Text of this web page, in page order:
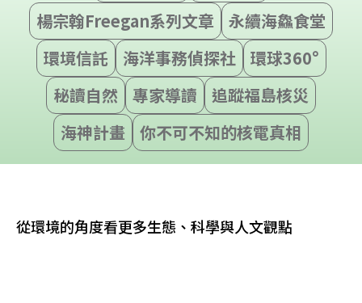
楊宗翰Freegan系列文章
永續海鱻食堂
環境信託
海洋事務偵探社
環球360°
秘讀自然
專家導讀
追蹤福島核災
海神計畫
你不可不知的核電真相
從環境的角度看更多生態、科學與人文觀點